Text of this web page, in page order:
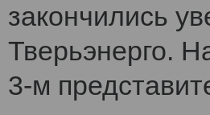
закончились
Тверьэнерго.
3-м